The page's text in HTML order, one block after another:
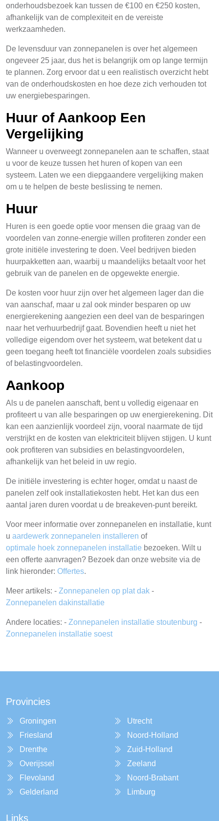
onderhoudsbezoek kan tussen de €100 en €250 kosten,
afhankelijk van de complexiteit en de vereiste
werkzaamheden.
De levensduur van zonnepanelen is over het algemeen
ongeveer 25 jaar, dus het is belangrijk om op lange termijn
te plannen. Zorg ervoor dat u een realistisch overzicht hebt
van de onderhoudskosten en hoe deze zich verhouden tot
uw energiebesparingen.
Huur of Aankoop Een
Vergelijking
Wanneer u overweegt zonnepanelen aan te schaffen, staat
u voor de keuze tussen het huren of kopen van een
systeem. Laten we een diepgaandere vergelijking maken
om u te helpen de beste beslissing te nemen.
Huur
Huren is een goede optie voor mensen die graag van de
voordelen van zonne-energie willen profiteren zonder een
grote initiële investering te doen. Veel bedrijven bieden
huurpakketten aan, waarbij u maandelijks betaalt voor het
gebruik van de panelen en de opgewekte energie.
De kosten voor huur zijn over het algemeen lager dan die
van aanschaf, maar u zal ook minder besparen op uw
energierekening aangezien een deel van de besparingen
naar het verhuurbedrijf gaat. Bovendien heeft u niet het
volledige eigendom over het systeem, wat betekent dat u
geen toegang heeft tot financiële voordelen zoals subsidies
of belastingvoordelen.
Aankoop
Als u de panelen aanschaft, bent u volledig eigenaar en
profiteert u van alle besparingen op uw energierekening. Dit
kan een aanzienlijk voordeel zijn, vooral naarmate de tijd
verstrijkt en de kosten van elektriciteit blijven stijgen. U kunt
ook profiteren van subsidies en belastingvoordelen,
afhankelijk van het beleid in uw regio.
De initiële investering is echter hoger, omdat u naast de
panelen zelf ook installatiekosten hebt. Het kan dus een
aantal jaren duren voordat u de breakeven-punt bereikt.
Voor meer informatie over zonnepanelen en installatie, kunt
u aardewerk zonnepanelen installeren of
optimale hoek zonnepanelen installatie bezoeken. Wilt u
een offerte aanvragen? Bezoek dan onze website via de
link hieronder: Offertes.
Meer artikels: - Zonnepanelen op plat dak -
Zonnepanelen dakinstallatie
Andere locaties: - Zonnepanelen installatie stoutenburg -
Zonnepanelen installatie soest
Provincies
Groningen
Friesland
Drenthe
Overijssel
Flevoland
Gelderland
Utrecht
Noord-Holland
Zuid-Holland
Zeeland
Noord-Brabant
Limburg
Links